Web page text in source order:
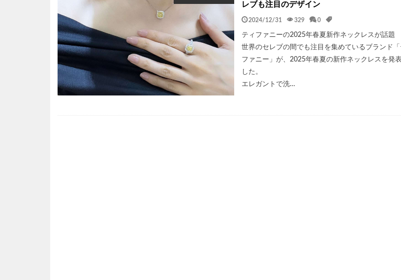
レブも注目のデザイン
2024/12/31 329 0
ティファニーの2025年春夏新作ネックレスが話題
世界のセレブの間でも注目を集めているブランド「
ファニー」が、2025年春夏の新作ネックレスを発
した。
エレガントで洗…